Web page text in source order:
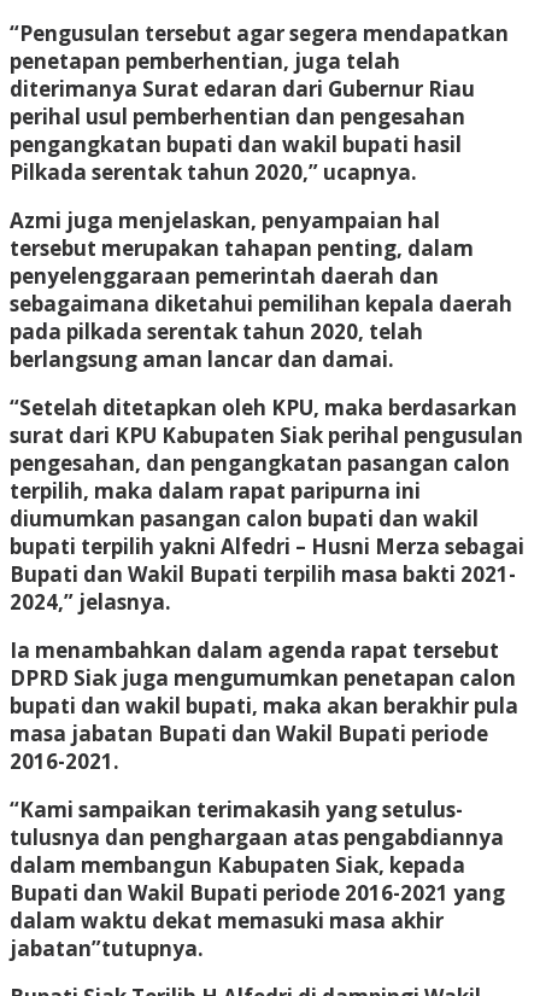
“Pengusulan tersebut agar segera mendapatkan
penetapan pemberhentian, juga telah
diterimanya Surat edaran dari Gubernur Riau
perihal usul pemberhentian dan pengesahan
pengangkatan bupati dan wakil bupati hasil
Pilkada serentak tahun 2020,” ucapnya.
Azmi juga menjelaskan, penyampaian hal
tersebut merupakan tahapan penting, dalam
penyelenggaraan pemerintah daerah dan
sebagaimana diketahui pemilihan kepala daerah
pada pilkada serentak tahun 2020, telah
berlangsung aman lancar dan damai.
“Setelah ditetapkan oleh KPU, maka berdasarkan
surat dari KPU Kabupaten Siak perihal pengusulan
pengesahan, dan pengangkatan pasangan calon
terpilih, maka dalam rapat paripurna ini
diumumkan pasangan calon bupati dan wakil
bupati terpilih yakni Alfedri – Husni Merza sebagai
Bupati dan Wakil Bupati terpilih masa bakti 2021-
2024,” jelasnya.
Ia menambahkan dalam agenda rapat tersebut
DPRD Siak juga mengumumkan penetapan calon
bupati dan wakil bupati, maka akan berakhir pula
masa jabatan Bupati dan Wakil Bupati periode
2016-2021.
“Kami sampaikan terimakasih yang setulus-
tulusnya dan penghargaan atas pengabdiannya
dalam membangun Kabupaten Siak, kepada
Bupati dan Wakil Bupati periode 2016-2021 yang
dalam waktu dekat memasuki masa akhir
jabatan”tutupnya.